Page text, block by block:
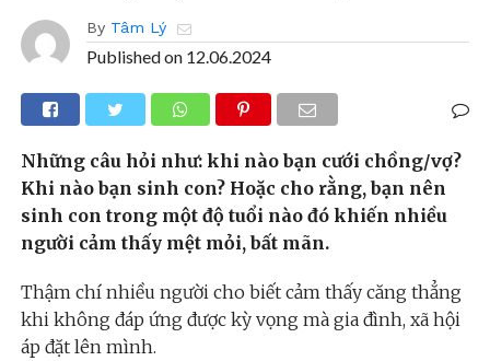
By Tâm Lý
Published on 12.06.2024
Những câu hỏi như: khi nào bạn cưới chồng/vợ?
Khi nào bạn sinh con? Hoặc cho rằng, bạn nên
sinh con trong một độ tuổi nào đó khiến nhiều
người cảm thấy mệt mỏi, bất mãn.
Thậm chí nhiều người cho biết cảm thấy căng thẳng
khi không đáp ứng được kỳ vọng mà gia đình, xã hội
áp đặt lên mình.